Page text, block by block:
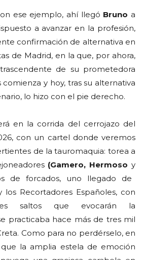
ese ejemplo, ahí llegó Bruno a
a avanzar en la profesión,
confirmación de alternativa en
de Madrid, en la que, por ahora,
de su prometedora
y hoy, tras su alternativa
lo hizo con el pie derecho.
en la corrida del cerrojazo del
con un cartel donde veremos
de la tauromaquia: torea a
(Gamero, Hermosoy
de forcados, uno llegado de
los Recortadores Españoles, con
saltos que evocarán la
practicaba hace más de tres mil
Como para no perdérselo, en
la amplia estela de emoción